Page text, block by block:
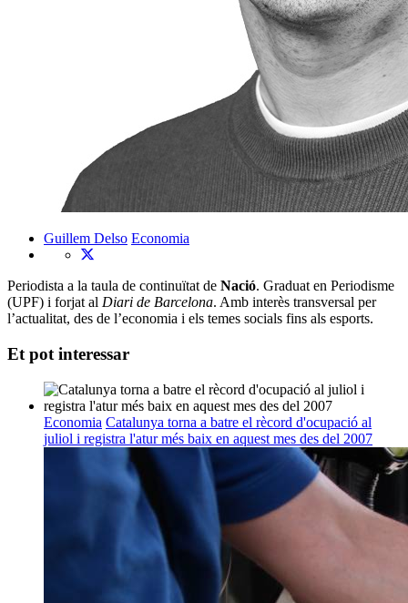
Guillem Delso Economia
Periodista a la taula de continuïtat de Nació. Graduat en Periodisme
(UPF) i forjat al Diari de Barcelona. Amb interès transversal per
l’actualitat, des de l’economia i els temes socials fins als esports.
Et pot interessar
Economia Catalunya torna a batre el rècord d'ocupació al
juliol i registra l'atur més baix en aquest mes des del 2007